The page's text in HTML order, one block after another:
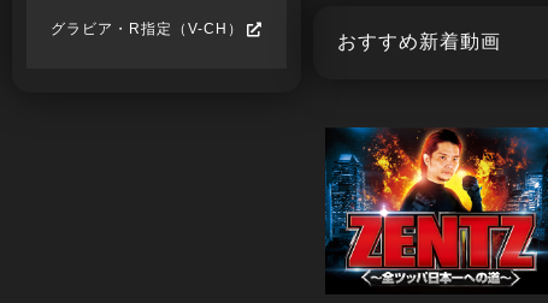
グラビア・R指定（V-CH）
おすすめ新着動画